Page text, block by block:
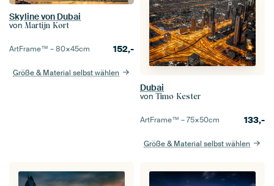
Skyline von Dubai
von Martijn Kort
ArtFrame™ –80×45cm 152,-
Größe & Material selbst wählen
Dubai
von Timo Kester
ArtFrame™ –75×50cm 133,-
Größe & Material selbst wählen